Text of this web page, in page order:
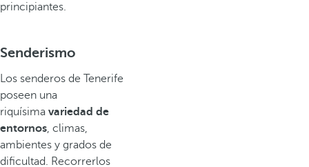
principiantes.
Senderismo
Los senderos de Tenerife
poseen una
riquísima variedad de
entornos, climas,
ambientes y grados de
dificultad. Recorrerlos